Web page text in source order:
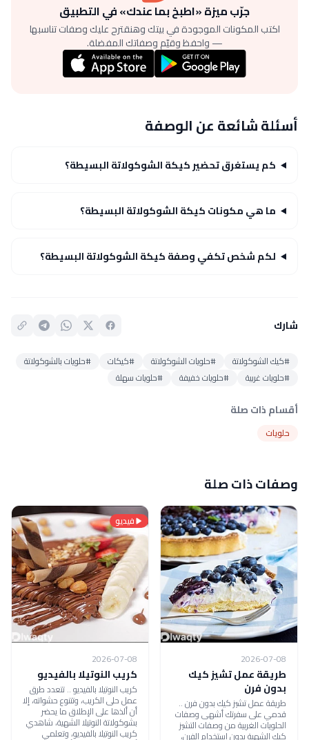
جرّب ميزة «اطبخ بما عندك» في التطبيق
اكتب المكونات الموجودة في بيتك وهنقترح عليك وصفات تناسبها
— واحفظ وقيّم وصفاتك المفضلة.
أسئلة شائعة عن الوصفة
كم يستغرق تحضير كيكة الشوكولاتة البسيطة؟
ما هي مكونات كيكة الشوكولاتة البسيطة؟
لكم شخص تكفي وصفة كيكة الشوكولاتة البسيطة؟
شارك
#كيك الشوكولاتة #حلويات الشوكولاتة #كيكات
#حلويات بالشوكولاتة
#حلويات غربية
#حلويات خفيفة #حلويات سهلة
أقسام ذات صلة
حلويات
وصفات ذات صلة
2026-07-08
طريقة عمل تشيز كيك
بدون فرن
طريقة عمل تشيز كيك بدون فرن ..
قدمي على سفرتك أشهى وصفات
الحلويات الغربية من وصفات التشيز
كيك الشهية بدون استخدام الفرن،
فيديو
2026-07-08
كريب النوتيلا بالفيديو
كريب النوتيلا بالفيديو .. تتعدد طرق
عمل حلى الكريب، وتتنوع حشواته، إلا
أن ألذها على الإطلاق ما يحضر
بشوكولاتة النوتيلا الشهية، شاهدي
كريب النوتيلا بالفيديو، وتعلمي